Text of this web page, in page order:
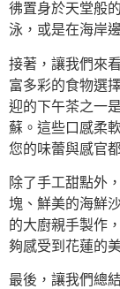
彿置身於天堂般
泳，或是在海岸
接著，讓我們來
富多彩的食物選
迎的下午茶之一
蘇。這些口感柔
您的味蕾與感官
除了手工甜點外
塊、鮮美的海鮮
的大廚親手製作
夠感受到花蓮的
最後，讓我們總